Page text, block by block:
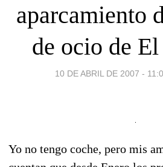
aparcamiento
de ocio de
10 DE ABRIL DE 2007 -
Yo no tengo coche, pero mis